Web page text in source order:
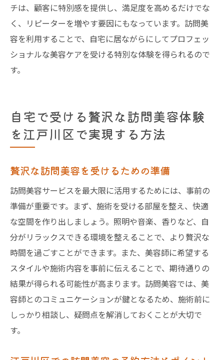
チは、顧客に特別感を提供し、満足度を高めるだけでな
く、リピーターを増やす要因にもなっています。訪問美
容を利用することで、自宅に居ながらにしてプロフェッ
ショナルな美容ケアを受ける特別な体験を得られるので
す。
自宅で受ける贅沢な訪問美容体験
を江戸川区で実現する方法
贅沢な訪問美容を受けるための準備
訪問美容サービスを最大限に活用するためには、事前の
準備が重要です。まず、施術を受ける部屋を整え、快適
な空間を作り出しましょう。照明や音楽、香りなど、自
分がリラックスできる環境を整えることで、より贅沢な
時間を過ごすことができます。また、美容師に希望する
スタイルや施術内容を事前に伝えることで、期待通りの
結果が得られる可能性が高まります。訪問美容では、美
容師とのコミュニケーションが鍵となるため、施術前に
しっかり相談し、疑問点を解消しておくことが大切で
す。